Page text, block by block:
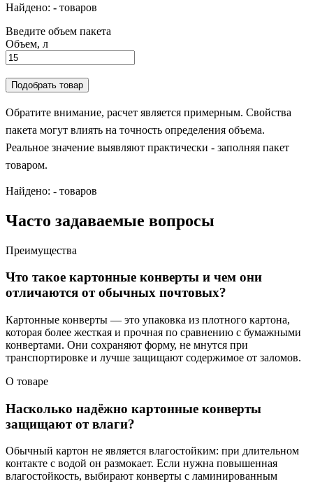
Найдено: - товаров
Введите объем пакета
Объем, л
Подобрать товар
Обратите внимание, расчет является примерным. Свойства
пакета могут влиять на точность определения объема.
Реальное значение выявляют практически - заполняя пакет
товаром.
Найдено: - товаров
Часто задаваемые вопросы
Преимущества
Что такое картонные конверты и чем они
отличаются от обычных почтовых?
Картонные конверты — это упаковка из плотного картона,
которая более жесткая и прочная по сравнению с бумажными
конвертами. Они сохраняют форму, не мнутся при
транспортировке и лучше защищают содержимое от заломов.
О товаре
Насколько надёжно картонные конверты
защищают от влаги?
Обычный картон не является влагостойким: при длительном
контакте с водой он размокает. Если нужна повышенная
влагостойкость, выбирают конверты с ламинированным